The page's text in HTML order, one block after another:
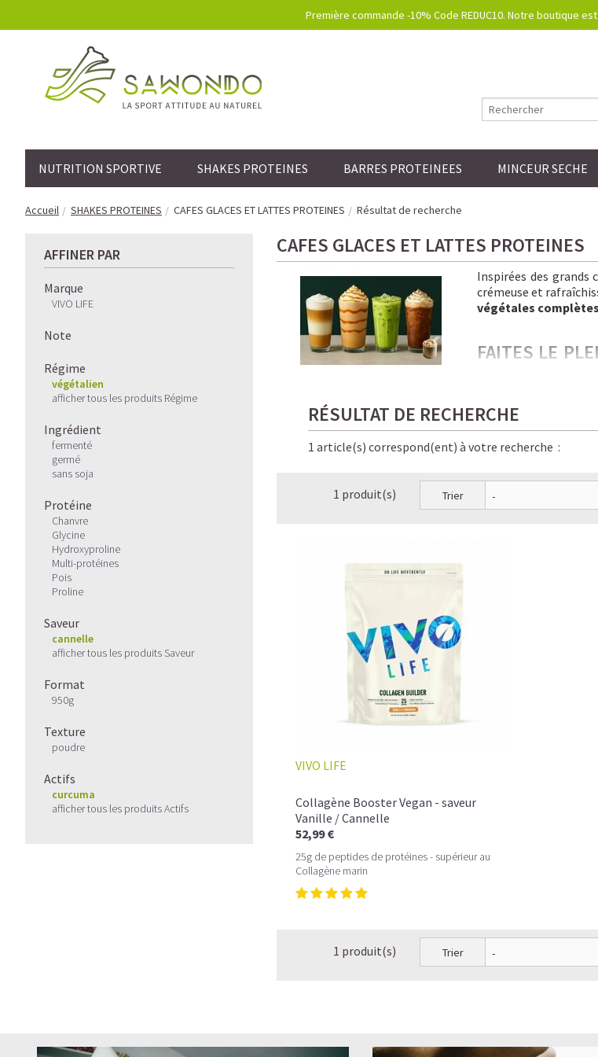
Première commande -10% Code REDUC10. Notre boutique
NUTRITION SPORTIVE SHAKES PROTEINES BARRES PROTEINEES MINCEUR SECHE
Accueil SHAKES PROTEINES CAFES GLACES ET LATTES PROTEINES Résultat de recherche
AFFINER PAR
Marque
VIVO LIFE
Note
Régime
végétalien
afficher tous les produits Régime
Ingrédient
fermenté
germé
sans soja
Protéine
Chanvre
Glycine
Hydroxyproline
Multi-protéines
Pois
Proline
Saveur
cannelle
afficher tous les produits Saveur
Format
950g
Texture
poudre
Actifs
curcuma
afficher tous les produits Actifs
CAFES GLACES ET LATTES PROTEINES
Inspirées des grands
crémeuse et
végétales complètes
FAITES LE
Froides, onctueuses,
amateurs de café… et
Ici, chaque gorgée
✨ Le résultat ? Une
RÉSULTAT DE RECHERCHE
1 article(s) correspond(ent) à votre recherche :
1 produit(s) Trier
VIVO LIFE
Collagène Booster Vegan - saveur
Vanille / Cannelle
52,99 €
25g de peptides de protéines - supérieur au
Collagène marin
1 produit(s) Trier